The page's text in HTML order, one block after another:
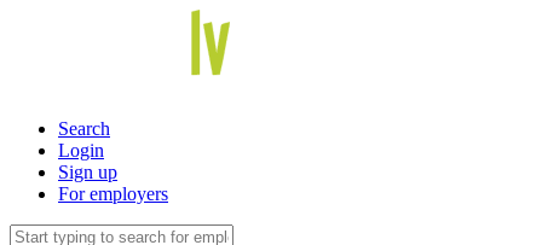
Search
Login
Sign up
For employers